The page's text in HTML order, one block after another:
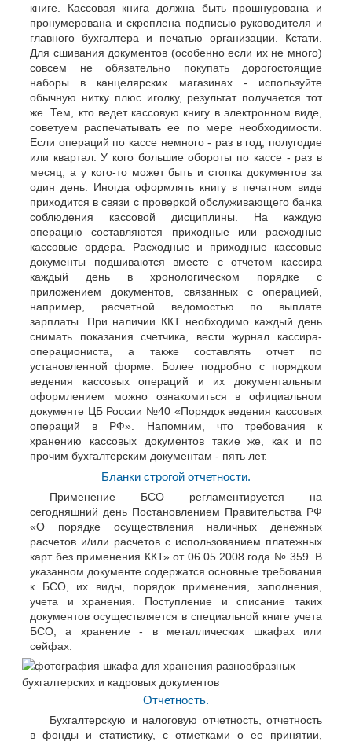
книге. Кассовая книга должна быть прошнурована и
пронумерована и скреплена подписью руководителя и
главного бухгалтера и печатью организации. Кстати.
Для сшивания документов (особенно если их не много)
совсем не обязательно покупать дорогостоящие
наборы в канцелярских магазинах - используйте
обычную нитку плюс иголку, результат получается тот
же. Тем, кто ведет кассовую книгу в электронном виде,
советуем распечатывать ее по мере необходимости.
Если операций по кассе немного - раз в год, полугодие
или квартал. У кого большие обороты по кассе - раз в
месяц, а у кого-то может быть и стопка документов за
один день. Иногда оформлять книгу в печатном виде
приходится в связи с проверкой обслуживающего банка
соблюдения кассовой дисциплины. На каждую
операцию составляются приходные или расходные
кассовые ордера. Расходные и приходные кассовые
документы подшиваются вместе с отчетом кассира
каждый день в хронологическом порядке с
приложением документов, связанных с операцией,
например, расчетной ведомостью по выплате
зарплаты. При наличии ККТ необходимо каждый день
снимать показания счетчика, вести журнал кассира-
операциониста, а также составлять отчет по
установленной форме. Более подробно с порядком
ведения кассовых операций и их документальным
оформлением можно ознакомиться в официальном
документе ЦБ России №40 «Порядок ведения кассовых
операций в РФ». Напомним, что требования к
хранению кассовых документов такие же, как и по
прочим бухгалтерским документам - пять лет.
Бланки строгой отчетности.
Применение БСО регламентируется на
сегодняшний день Постановлением Правительства РФ
«О порядке осуществления наличных денежных
расчетов и/или расчетов с использованием платежных
карт без применения ККТ» от 06.05.2008 года № 359. В
указанном документе содержатся основные требования
к БСО, их виды, порядок применения, заполнения,
учета и хранения. Поступление и списание таких
документов осуществляется в специальной книге учета
БСО, а хранение - в металлических шкафах или
сейфах.
Отчетность.
Бухгалтерскую и налоговую отчетность, отчетность
в фонды и статистику, с отметками о ее принятии,